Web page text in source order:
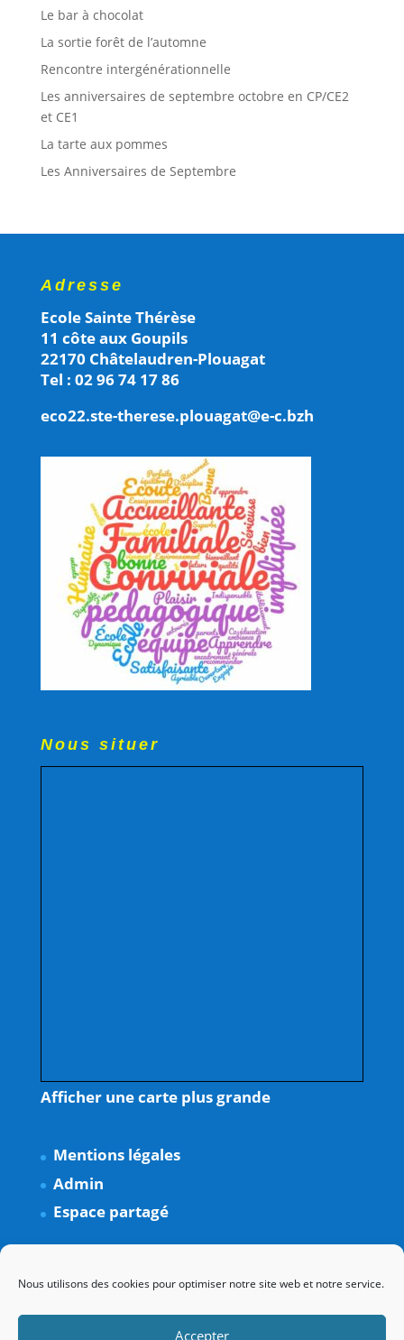
Nous utilisons des cookies pour optimiser notre site web et notre service.
Accepter
Le bar à chocolat
La sortie forêt de l’automne
Rencontre intergénérationnelle
Les anniversaires de septembre octobre en CP/CE2
et CE1
La tarte aux pommes
Les Anniversaires de Septembre
Adresse
Ecole Sainte Thérèse
11 côte aux Goupils
22170 Châtelaudren-Plouagat
Tel : 02 96 74 17 86
eco22.ste-therese.plouagat@e-c.bzh
Nous situer
Afficher une carte plus grande
Mentions légales
Admin
Espace partagé